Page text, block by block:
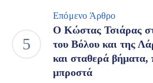
Επόμενο Άρθρο
Ο Κώστας Τσιάρας
του Βόλου και της
και σταθερά
μπροστά